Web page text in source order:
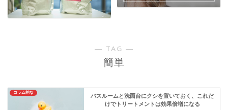
― TAG ―
簡単
コラム的な
バスルームと洗面台にクシを置いておく、これだ
けでトリートメントは効果倍増になる